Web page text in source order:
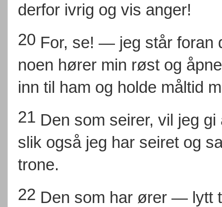
derfor ivrig og vis anger!
20 For, se! — jeg står foran
noen hører min røst og
inn til ham og holde måltid
21 Den som seirer, vil jeg
slik også jeg har seiret og
trone.
22 Den som har ører — lytt